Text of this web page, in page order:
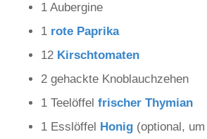
1 Aubergine
1 rote Paprika
12 Kirschtomaten
2 gehackte Knoblauchzehen
1 Teelöffel frischer Thymian
1 Esslöffel
Honig(optional, um